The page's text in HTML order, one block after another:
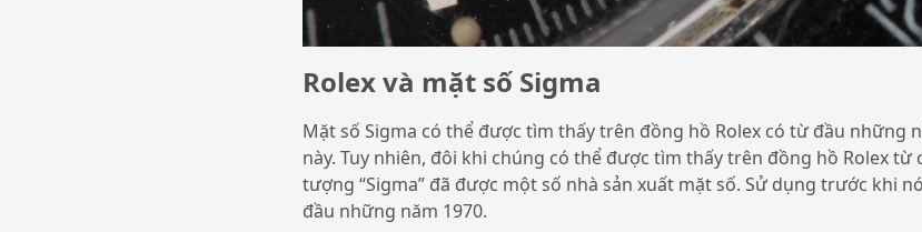
Rolex và mặt số Sigma
Mặt số Sigma có thể được tìm thấy trên đồng hồ Rolex có từ đầu những
này. Tuy nhiên, đôi khi chúng có thể được tìm thấy trên đồng hồ Rolex từ
tượng “Sigma” đã được một số nhà sản xuất mặt số. Sử dụng trước khi
đầu những năm 1970.